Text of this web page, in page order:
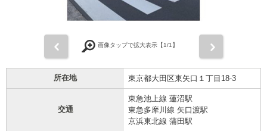
画像タップで拡大表示【1/1】
所在地 東京都大田区東矢口１丁目18-3
交通
東急池上線 蓮沼駅
東急多摩川線 矢口渡駅
京浜東北線 蒲田駅